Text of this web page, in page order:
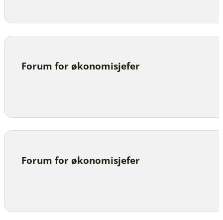
Forum for økonomisjefer
Forum for økonomisjefer